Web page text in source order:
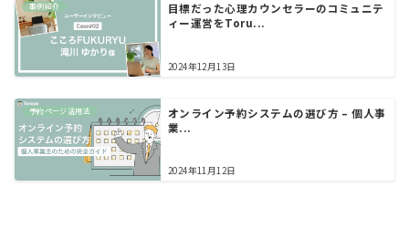
事例紹介
目標だった心理カウンセラーのコミュニテ
ィー運営をToru...
2024年12月13日
予約ページ活用法
オンライン予約システムの選び方 – 個人事
業...
2024年11月12日